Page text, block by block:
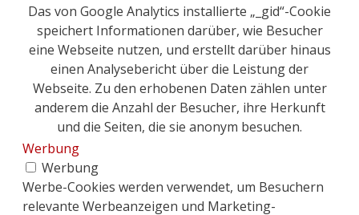
Das von Google Analytics installierte „_gid“-Cookie
speichert Informationen darüber, wie Besucher
eine Webseite nutzen, und erstellt darüber hinaus
einen Analysebericht über die Leistung der
Webseite. Zu den erhobenen Daten zählen unter
anderem die Anzahl der Besucher, ihre Herkunft
und die Seiten, die sie anonym besuchen.
Werbung
Werbung
Werbe-Cookies werden verwendet, um Besuchern
relevante Werbeanzeigen und Marketing-